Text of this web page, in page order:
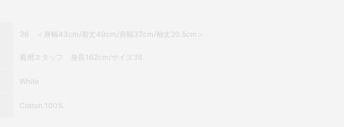
36 ＜身幅43cm/着丈49cm/肩幅37cm/袖丈20.5cm＞
着用スタッフ 身長162cm/サイズ36
White
Cotton 100%